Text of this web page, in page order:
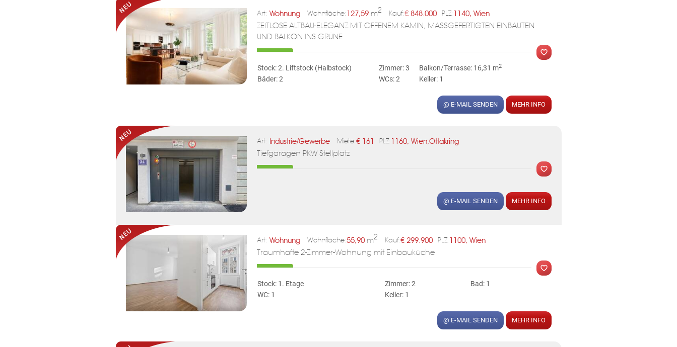
Art: Wohnung Wohnfläche: 127,59 m2 Kauf:€ 848.000 PLZ: 1140, Wien
ZEITLOSE ALTBAU-ELEGANZ MIT OFFENEM KAMIN, MASSGEFERTIGTEN EINBAUTEN
UND BALKON INS GRÜNE
Stock: 2. Liftstock (Halbstock) Zimmer: 3 Balkon/Terrasse: 16,31 m2
Bäder: 2 WCs: 2 Keller: 1
@ E-MAIL SENDEN MEHR INFO
Art: Industrie/Gewerbe Miete:€ 161 PLZ: 1160, Wien,Ottakring
Tiefgaragen PKW Stellplatz
@ E-MAIL SENDEN MEHR INFO
Art: Wohnung Wohnfläche:55,90 m2 Kauf:€ 299.900 PLZ: 1100, Wien
Traumhafte 2-Zimmer-Wohnung mit Einbauküche
Stock: 1. Etage Zimmer: 2
Bad: 1
WC: 1
Keller: 1
@ E-MAIL SENDEN MEHR INFO